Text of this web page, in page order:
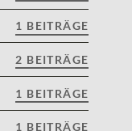
1 BEITRÄGE
2 BEITRÄGE
1 BEITRÄGE
1 BEITRÄGE